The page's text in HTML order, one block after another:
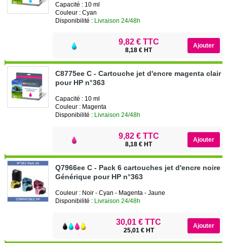
Capacité : 10 ml
Couleur : Cyan
Disponibilité : Livraison 24/48h
9,82 € TTC
8,18 € HT
C8775ee C - Cartouche jet d'encre magenta clair
pour HP n°363
Capacité : 10 ml
Couleur : Magenta
Disponibilité : Livraison 24/48h
9,82 € TTC
8,18 € HT
Q7966ee C - Pack 6 cartouches jet d'encre noire
Générique pour HP n°363
Couleur : Noir - Cyan - Magenta - Jaune
Disponibilité : Livraison 24/48h
30,01 € TTC
25,01 € HT